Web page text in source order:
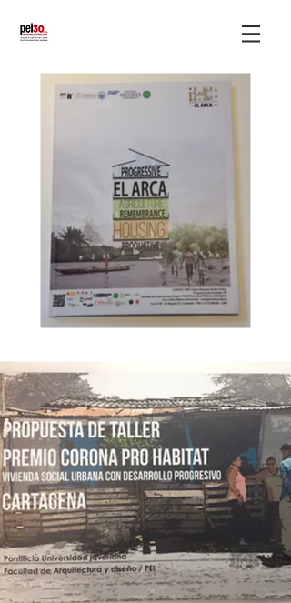
publicaciones
LINEA EDITORIAL NUEVOS
TERRITORIOS